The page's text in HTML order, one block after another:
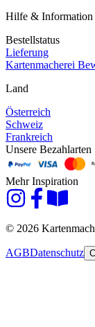
Hilfe & Information
Bestellstatus
Lieferung
Kartenmacherei
Land
Österreich
Schweiz
Frankreich
Unsere Bezahlarten
Mehr Inspiration
© 2026
AGBDatenschutz